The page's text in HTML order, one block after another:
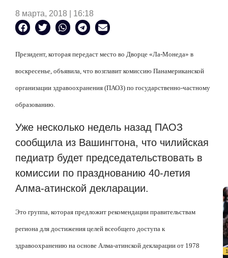
8 марта, 2018 | 16:18
Президент, которая передаст место во Дворце «Ла-Монеда» в
воскресенье, объявила, что возглавит комиссию Панамериканской
организации здравоохранения (ПАОЗ) по государственно-частному
образованию.
Уже несколько недель назад ПАОЗ
сообщила из Вашингтона, что чилийская
педиатр будет председательствовать в
комиссии по празднованию 40-летия
Алма-атинской декларации.
Это группа, которая предложит рекомендации правительствам
региона для достижения целей всеобщего доступа к
здравоохранению на основе Алма-атинской декларации от 1978